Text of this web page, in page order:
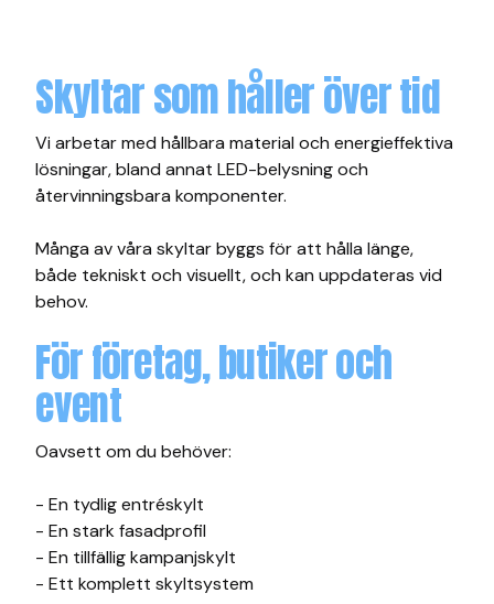
Skyltar som håller över tid
Vi arbetar med hållbara material och energieffektiva
lösningar, bland annat LED-belysning och
återvinningsbara komponenter.
Många av våra skyltar byggs för att hålla länge,
både tekniskt och visuellt, och kan uppdateras vid
behov.
För företag, butiker och
event
Oavsett om du behöver:
- En tydlig entréskylt
- En stark fasadprofil
- En tillfällig kampanjskylt
- Ett komplett skyltsystem